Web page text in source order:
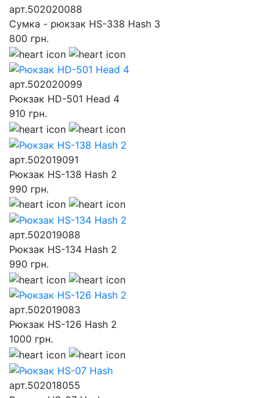
арт.502020088
Сумка - рюкзак HS-338 Hash 3
800 грн.
арт.502020099
Рюкзак HD-501 Head 4
910 грн.
арт.502019091
Рюкзак HS-138 Hash 2
990 грн.
арт.502019088
Рюкзак HS-134 Hash 2
990 грн.
арт.502019083
Рюкзак HS-126 Hash 2
1000 грн.
арт.502018055